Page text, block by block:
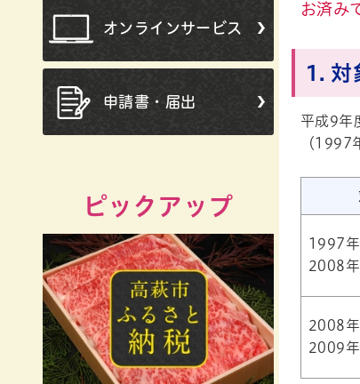
オンラインサービス
申請書・届出
ピックアップ
お済み
1. 対
平成9年
（1997
1997
2008
2008
2009